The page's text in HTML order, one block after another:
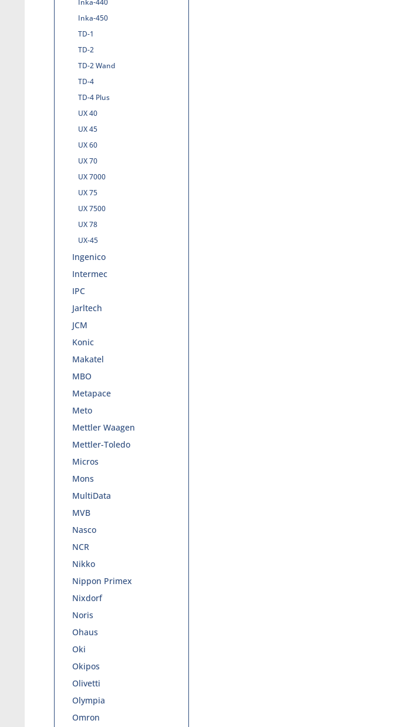
Inka-440
Inka-450
TD-1
TD-2
TD-2 Wand
TD-4
TD-4 Plus
UX 40
UX 45
UX 60
UX 70
UX 7000
UX 75
UX 7500
UX 78
UX-45
Ingenico
Intermec
IPC
Jarltech
JCM
Konic
Makatel
MBO
Metapace
Meto
Mettler Waagen
Mettler-Toledo
Micros
Mons
MultiData
MVB
Nasco
NCR
Nikko
Nippon Primex
Nixdorf
Noris
Ohaus
Oki
Okipos
Olivetti
Olympia
Omron